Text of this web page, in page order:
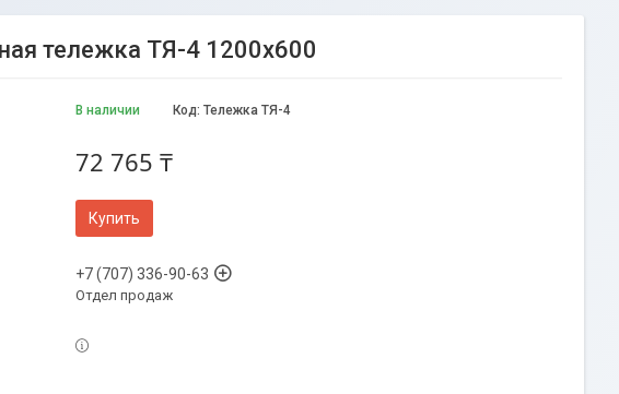
тележка ТЯ-4 1200х600
В наличии Код: Тележка ТЯ-4
72 765 ₸
Купить
+7 (707) 336-90-63
Отдел продаж